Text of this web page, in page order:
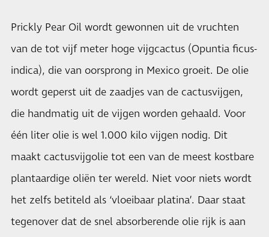
Prickly Pear Oil wordt gewonnen uit de vruchten
van de tot vijf meter hoge vijgcactus (Opuntia ficus-
indica), die van oorsprong in Mexico groeit. De olie
wordt geperst uit de zaadjes van de cactusvijgen,
die handmatig uit de vijgen worden gehaald. Voor
één liter olie is wel 1.000 kilo vijgen nodig. Dit
maakt cactusvijgolie tot een van de meest kostbare
plantaardige oliën ter wereld. Niet voor niets wordt
het zelfs betiteld als ‘vloeibaar platina’. Daar staat
tegenover dat de snel absorberende olie rijk is aan